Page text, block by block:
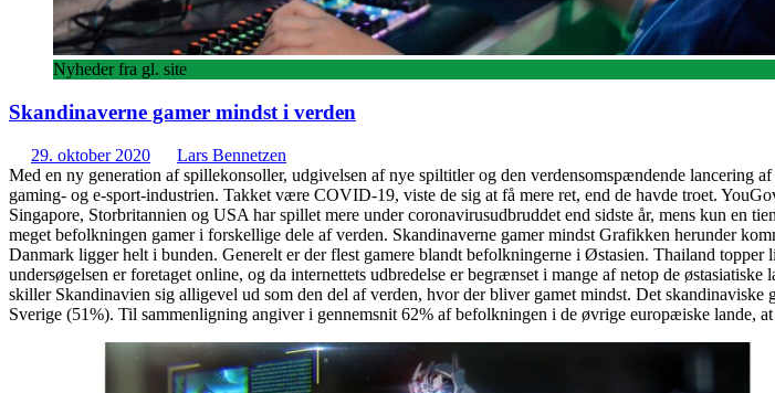
Nyheder fra gl. site
Skandinaverne gamer mindst i verden
29. oktober 2020
Lars Bennetzen
Med en ny generation af spillekonsoller, udgivelsen af nye spiltitler og den verdensomspændende lancering
gaming- og e-sport-industrien. Takket være COVID-19, viste de sig at få mere ret, end de havde troet.
Singapore, Storbritannien og USA har spillet mere under coronavirusudbruddet end sidste år, mens kun en
meget befolkningen gamer i forskellige dele af verden. Skandinaverne gamer mindst Grafikken herunder
Danmark ligger helt i bunden. Generelt er der flest gamere blandt befolkningerne i Østasien. Thailand
undersøgelsen er foretaget online, og da internettets udbredelse er begrænset i mange af netop de
skiller Skandinavien sig alligevel ud som den del af verden, hvor der bliver gamet mindst. Det
Sverige (51%). Til sammenligning angiver i gennemsnit 62% af befolkningen i de øvrige europæiske lande,